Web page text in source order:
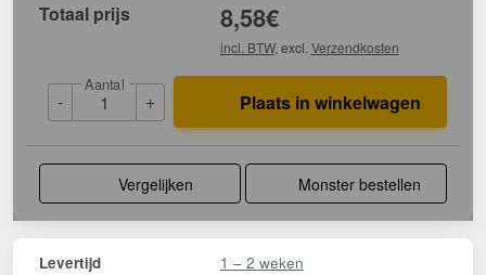
Totaal prijs 8,58€
incl. BTW, excl. Verzendkosten
-
Aantal
+ Plaats in winkelwagen
Vergelijken Monster bestellen
Levertijd 1 – 2 weken